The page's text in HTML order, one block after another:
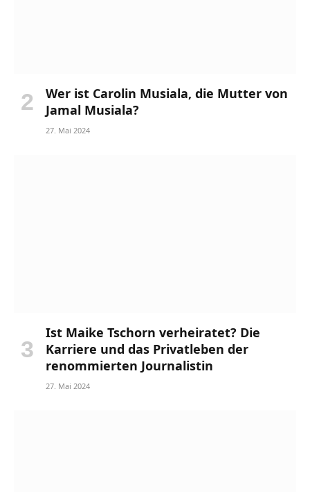
Wer ist Carolin Musiala, die Mutter von
Jamal Musiala?
27. Mai 2024
Ist Maike Tschorn verheiratet? Die
Karriere und das Privatleben der
renommierten Journalistin
27. Mai 2024